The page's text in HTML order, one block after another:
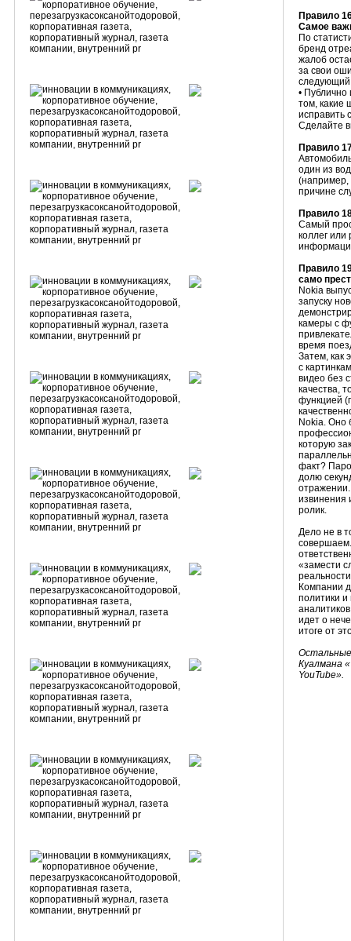
Правило
Самое
По
бренд
жалоб
за свои
следующий
•
том, какие
исправить
Сделайте
Правило
один из
(например,
причине
Правило
Самый
коллег или
Правило
само
Nokia
запуску
камеры с
время
Затем, как
с
видео без
качества,
функцией
Nokia. Оно
которую
факт?
долю
извинения
ролик.
Дело не в
«замести
Компании
политики
идет о
итоге от
Куалмана
YouTube».